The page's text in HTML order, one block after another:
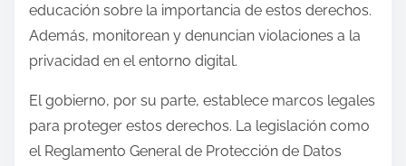
educación sobre la importancia de estos derechos.
Además, monitorean y denuncian violaciones a la
privacidad en el entorno digital.
El gobierno, por su parte, establece marcos legales
para proteger estos derechos. La legislación como
el Reglamento General de Protección de Datos